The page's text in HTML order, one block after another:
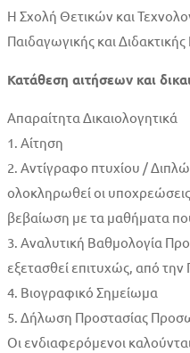
ΔΙΔΑΚΤΙΚΗΣ
ΕΠΑΡΚΕΙΑΣ
ΕΤΟΥΣ
2026-
2027
Η Σχολή Θετικών και
Παιδαγωγικής και
Κατάθεση αιτήσεων και
Απαραίτητα Δικαιολογητικά
1. Αίτηση
2. Αντίγραφο πτυχίου /
ολοκληρωθεί οι
βεβαίωση με τα μαθήματα
3. Αναλυτική Βαθμολογία
εξετασθεί επιτυχώς, από
4. Βιογραφικό Σημείωμα
5. Δήλωση Προστασίας
Οι ενδιαφερόμενοι